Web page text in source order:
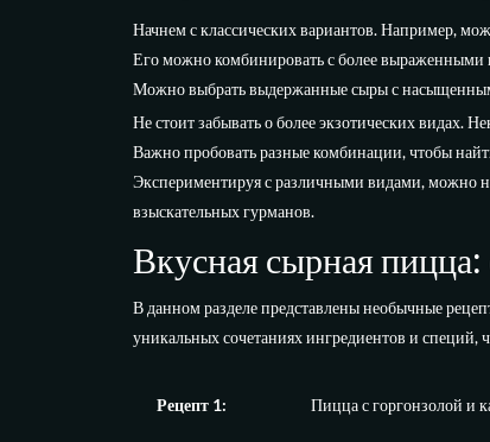
Начнем с классических вариантов. Например,
Его можно комбинировать с более выраженными
Можно выбрать выдержанные сыры с насыщенным
Не стоит забывать о более экзотических видах.
Важно пробовать разные комбинации, чтобы
Экспериментируя с различными видами, можно
взыскательных гурманов.
Вкусная сырная
В данном разделе представлены необычные
уникальных сочетаниях ингредиентов и специй,
Рецепт 1: Пицца с горгонзолой и